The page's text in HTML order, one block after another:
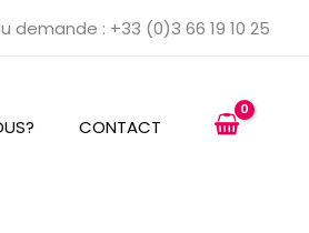
: +33 (0)3 66 19 10 25
CONTACT